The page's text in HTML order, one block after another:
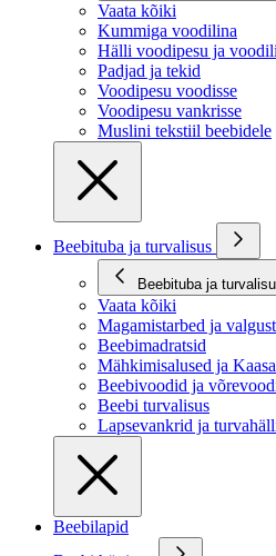
Vaata kõiki
Kummiga voodilina
Hälli voodipesu ja
Padjad ja tekid
Voodipesu voodisse
Voodipesu vankrisse
Muslini tekstiil beebidele
Beebituba ja turvalisus
Beebituba ja
Vaata kõiki
Magamistarbed ja
Beebimadratsid
Mähkimisalused ja
Beebivoodid ja
Beebi turvalisus
Lapsevankrid ja
Beebilapid